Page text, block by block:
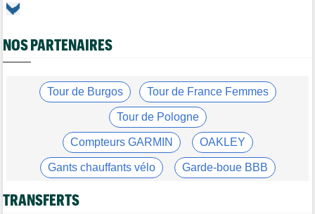
Marlen Reusser : "C'était différent du Mont Ventoux..."
WorldTour
Tour de France Femmes
Vollering : "Reusser est la seule qui n'a jamais gagné..."
Tour de France
Geraint Thomas : "On est passé à côté du Tour..."
Transfert
transferts
NOS PARTENAIRES
Tour de Burgos Tour de France Femmes
Tour de Pologne
Compteurs GARMIN OAKLEY
Gants chauffants vélo Garde-boue BBB
Casque ABUS
TRANSFERTS